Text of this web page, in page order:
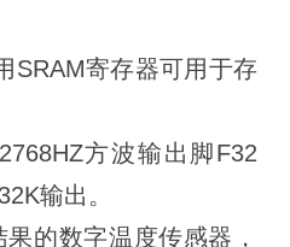
寄存器可用于存
方波输出脚F32
输出。
的数字温度传感器，